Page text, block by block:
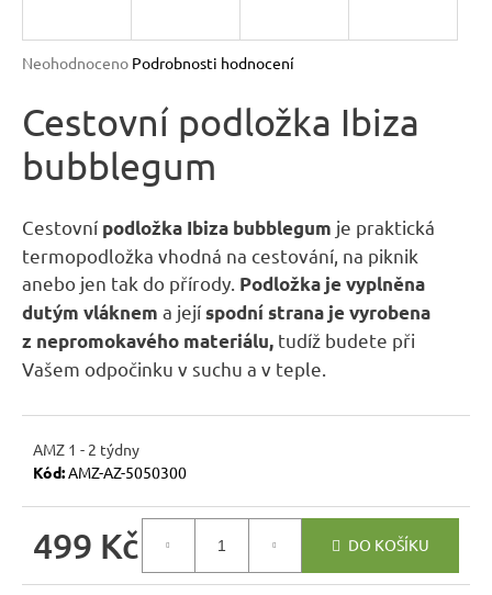
Průměrné
produktu
je
0,0
z
hvězdiček.
Neohodnoceno Podrobnosti hodnocení
Cestovní podložka Ibiza
bubblegum
Cestovní podložka Ibiza bubblegum je praktická
termopodložka vhodná na cestování, na piknik
anebo jen tak do přírody. Podložka je vyplněna
dutým vláknem a jejíspodní strana je vyrobena
z nepromokavého materiálu, tudíž budete při
Vašem odpočinku v suchu a v teple.
AMZ 1 - 2 týdny
Kód: AMZ-AZ-5050300
499 Kč DO KOŠÍKU
a
í
t
?
HLEDAT
o
p
o
r
u